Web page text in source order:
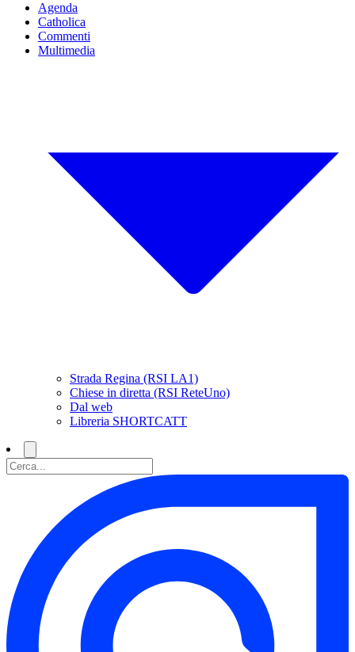
Agenda
Catholica
Commenti
Multimedia
Strada Regina (RSI LA1)
Chiese in diretta (RSI ReteUno)
Dal web
Libreria SHORTCATT